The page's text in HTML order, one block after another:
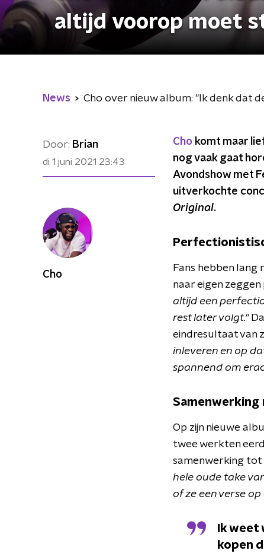
altijd voorop moet
News Cho over nieuw album: "Ik denk dat
Door: Brian
di 1 juni 2021 23:43
Cho komt maar
nog vaak gaat
Avondshow met
uitverkochte
Original.
Fans hebben
naar eigen
altijd een
rest later volgt."
eindresultaat van
inleveren en op
spannend om
Samenwerking
Op zijn nieuwe
twee werkten
samenwerking tot
hele oude take
of ze een verse
Ik
kopen
Cho